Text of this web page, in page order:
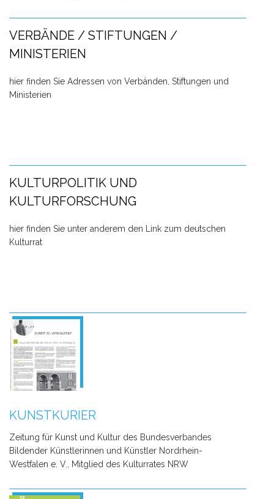
VERBÄNDE / STIFTUNGEN /
MINISTERIEN
hier finden Sie Adressen von Verbänden, Stiftungen und
Ministerien
KULTURPOLITIK UND
KULTURFORSCHUNG
hier finden Sie unter anderem den Link zum deutschen
Kulturrat
KUNSTKURIER
Zeitung für Kunst und Kultur des Bundesverbandes
Bildender Künstlerinnen und Künstler Nordrhein-
Westfalen e. V., Mitglied des Kulturrates NRW